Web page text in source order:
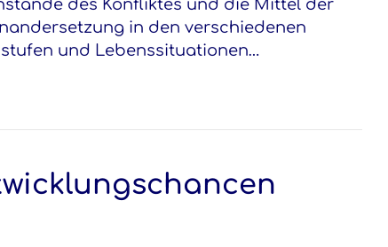
des Konfliktes und die Mittel der
in den verschiedenen
und Lebenssituationen…